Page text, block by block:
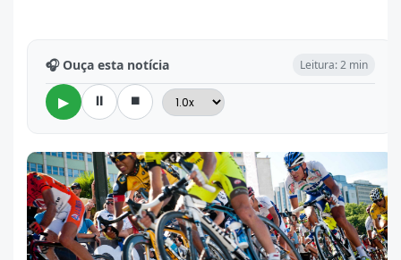
🎧 Ouça esta notícia Leitura: 2 min
▶ ⏸ ⏹